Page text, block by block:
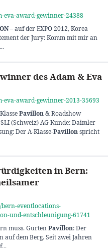
eva-award-gewinner-24388
– auf der EXPO 2012, Korea
der Jury: Komm mit mir an
des Adam & Eva
eva-award-gewinner-2013-35693
Pavillon& Roadshow
(Schweiz) AG Kunde: Daimler
Der A-Klasse-Pavillonspricht
in Bern:
bern-eventlocations-
und-entschleunigung-61741
muss. GurtenPavillon: Der
auf dem Berg. Seit zwei Jahren